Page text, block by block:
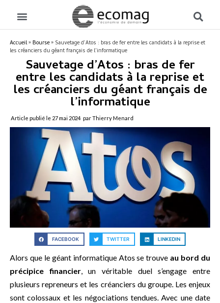
Accueil» Bourse» Sauvetage d’Atos : bras de fer entre les candidats à la reprise et
les créanciers du géant français de l’informatique
Sauvetage d’Atos : bras de fer
entre les candidats à la reprise et
les créanciers du géant français de
l’informatique
Article publié le 27 mai 2024 par Thierry Menard
FACEBOOK TWITTER LINKEDIN
Alors que le géant informatique Atos se trouve au bord du
précipice financier, un véritable duel s’engage entre
plusieurs repreneurs et les créanciers du groupe. Les enjeux
sont colossaux et les négociations tendues. Avec une date